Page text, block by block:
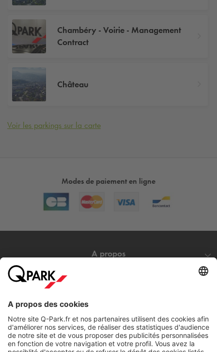
Chambéry - Voirie - Management
Contract
Château
Voir les parkings sur la carte
Modes de paiement en ligne
A propos
Nos services